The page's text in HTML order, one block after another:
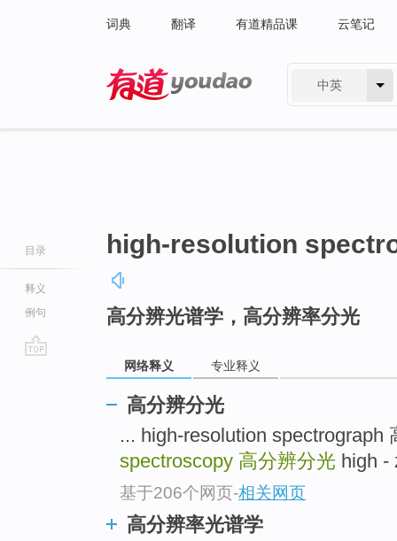
词典 翻译 有道精品课 云笔记
中英
目录
释义
例句
high-resolution
高分辨光谱学，高分辨率分光
网络释义 专业释义
高分辨分光
... high-resolution spectrograph
spectroscopy 高分辨分光 high -
基于206个网页-相关网页
高分辨率光谱学